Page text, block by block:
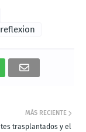
reflexion
MÁS RECIENTE
trasplantados y el